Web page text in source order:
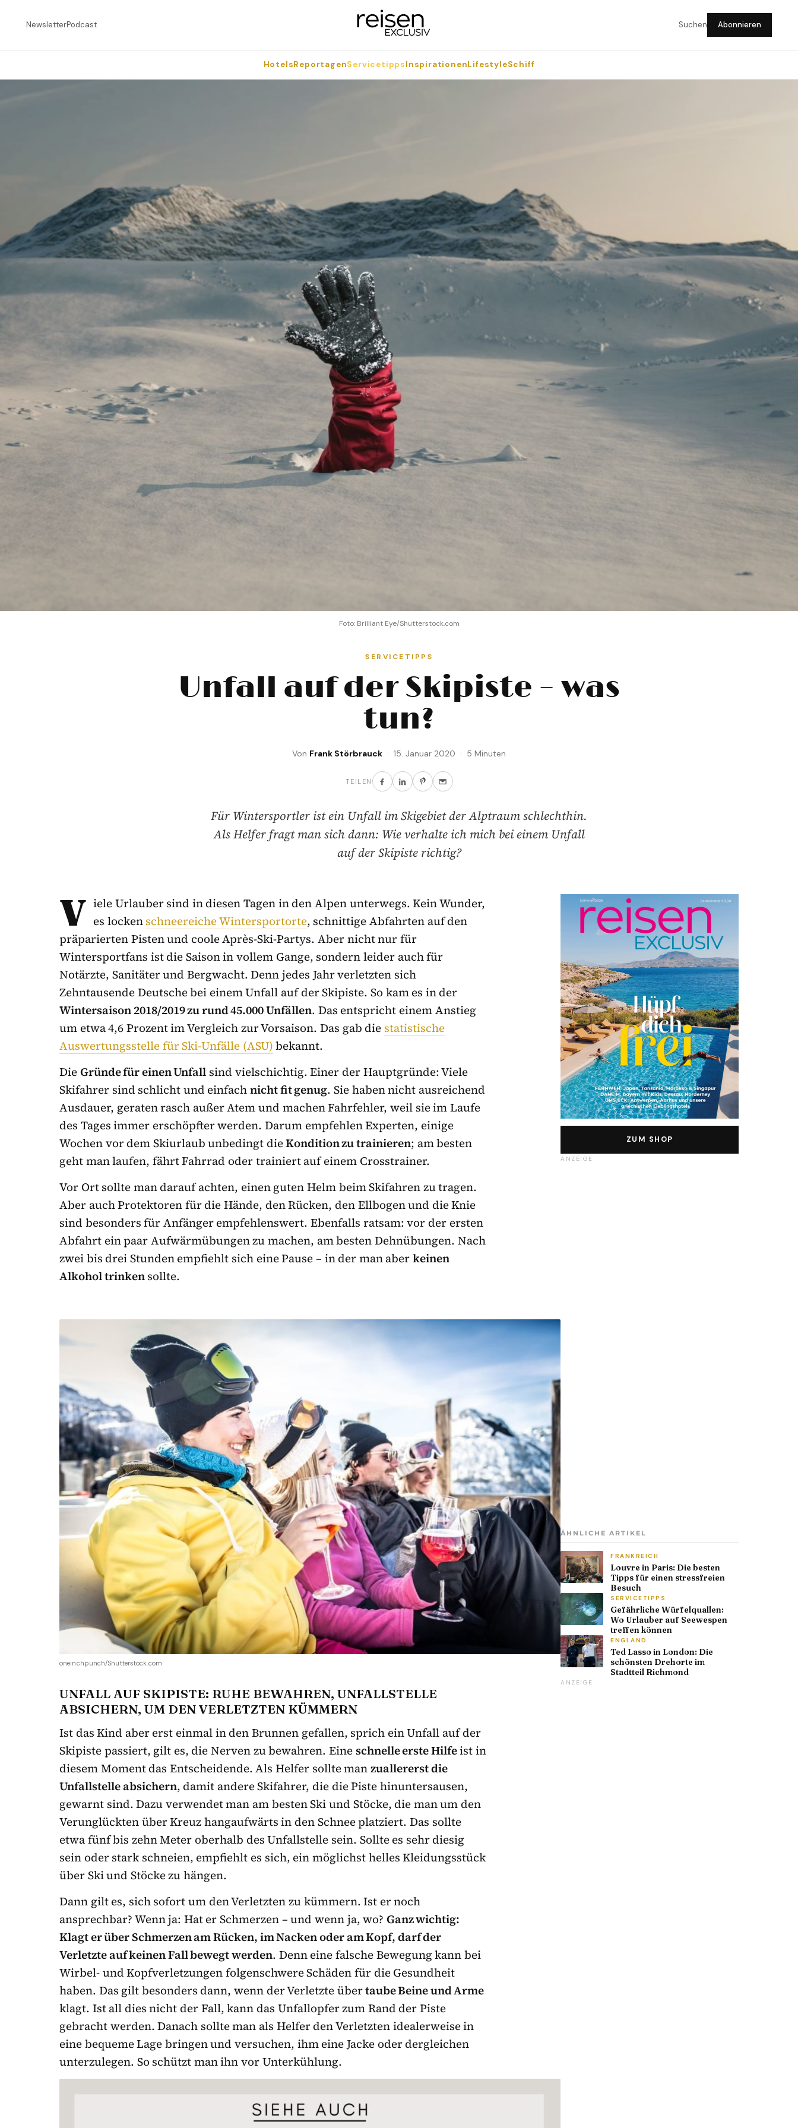
NewsletterPodcast Suchen Abonnieren
HotelsReportagenServicetippsInspirationenLifestyleSchiff
Foto: Brilliant Eye/Shutterstock.com
SERVICETIPPS
Unfall auf der Skipiste – was
tun?
Von Frank Störbrauck · 15. Januar 2020 · 5 Minuten
TEILEN
Für Wintersportler ist ein Unfall im Skigebiet der Alptraum schlechthin.
Als Helfer fragt man sich dann: Wie verhalte ich mich bei einem Unfall
auf der Skipiste richtig?
V iele Urlauber sind in diesen Tagen in den Alpen unterwegs. Kein Wunder,
es lockenschneereiche Wintersportorte, schnittige Abfahrten auf den
präparierten Pisten und coole Après-Ski-Partys. Aber nicht nur für
Wintersportfans ist die Saison in vollem Gange, sondern leider auch für
Notärzte, Sanitäter und Bergwacht. Denn jedes Jahr verletzten sich
Zehntausende Deutsche bei einem Unfall auf der Skipiste. So kam es in der
Wintersaison 2018/2019 zu rund 45.000 Unfällen. Das entspricht einem Anstieg
um etwa 4,6 Prozent im Vergleich zur Vorsaison. Das gab die statistische
Auswertungsstelle für Ski-Unfälle (ASU)bekannt.
DieGründe für einen Unfall sind vielschichtig. Einer der Hauptgründe: Viele
Skifahrer sind schlicht und einfachnicht fit genug. Sie haben nicht ausreichend
Ausdauer, geraten rasch außer Atem und machen Fahrfehler, weil sie im Laufe
des Tages immer erschöpfter werden. Darum empfehlen Experten, einige
Wochen vor dem Skiurlaub unbedingt dieKondition zu trainieren; am besten
geht man laufen, fährt Fahrrad oder trainiert auf einem Crosstrainer.
Vor Ort sollte man darauf achten, einen guten Helm beim Skifahren zu tragen.
Aber auch Protektoren für die Hände, den Rücken, den Ellbogen und die Knie
sind besonders für Anfänger empfehlenswert. Ebenfalls ratsam: vor der ersten
Abfahrt ein paar Aufwärmübungen zu machen, am besten Dehnübungen. Nach
zwei bis drei Stunden empfiehlt sich eine Pause – in der man aberkeinen
Alkohol trinkensollte.
oneinchpunch/Shutterstock.com
UNFALL AUF SKIPISTE: RUHE BEWAHREN, UNFALLSTELLE
ABSICHERN, UM DEN VERLETZTEN KÜMMERN
Ist das Kind aber erst einmal in den Brunnen gefallen, sprich ein Unfall auf der
Skipiste passiert, gilt es, die Nerven zu bewahren. Eineschnelle erste Hilfeist in
diesem Moment das Entscheidende. Als Helfer sollte manzuallererst die
Unfallstelle absichern, damit andere Skifahrer, die die Piste hinuntersausen,
gewarnt sind. Dazu verwendet man am besten Ski und Stöcke, die man um den
Verunglückten über Kreuz hangaufwärts in den Schnee platziert. Das sollte
etwa fünf bis zehn Meter oberhalb des Unfallstelle sein. Sollte es sehr diesig
sein oder stark schneien, empfiehlt es sich, ein möglichst helles Kleidungsstück
über Ski und Stöcke zu hängen.
Dann gilt es, sich sofort um den Verletzten zu kümmern. Ist er noch
ansprechbar? Wenn ja: Hat er Schmerzen – und wenn ja, wo? Ganz wichtig:
Klagt er über Schmerzen am Rücken, im Nacken oder am Kopf, darf der
Verletzte auf keinen Fall bewegt werden. Denn eine falsche Bewegung kann bei
Wirbel- und Kopfverletzungen folgenschwere Schäden für die Gesundheit
haben. Das gilt besonders dann, wenn der Verletzte übertaube Beine und Arme
klagt. Ist all dies nicht der Fall, kann das Unfallopfer zum Rand der Piste
gebracht werden. Danach sollte man als Helfer den Verletzten idealerweise in
eine bequeme Lage bringen und versuchen, ihm eine Jacke oder dergleichen
unterzulegen. So schützt man ihn vor Unterkühlung.
ZUM SHOP
ANZEIGE
ÄHNLICHE ARTIKEL
FRANKREICH
Louvre in Paris: Die besten
Tipps für einen stressfreien
Besuch
SERVICETIPPS
Gefährliche Würfelquallen:
Wo Urlauber auf Seewespen
treffen können
ENGLAND
Ted Lasso in London: Die
schönsten Drehorte im
Stadtteil Richmond
ANZEIGE